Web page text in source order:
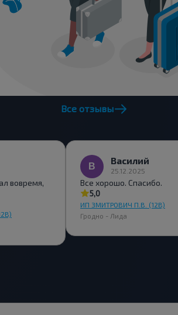
Все отзывы
вовремя,
Василий
25.12.2025
Все хорошо. Спасибо.
5,0
ИП ЗМИТРОВИЧ П.В. (12В)
Гродно - Лида